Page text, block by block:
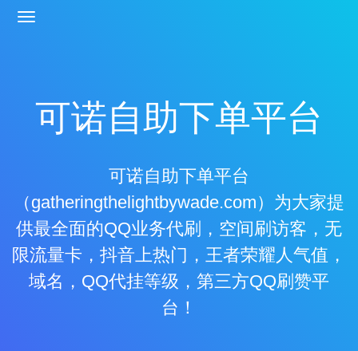
可诺自助下单平台
可诺自助下单平台
（gatheringthelightbywade.com）为大家提
供最全面的QQ业务代刷，空间刷访客，无
限流量卡，抖音上热门，王者荣耀人气值，
域名，QQ代挂等级，第三方QQ刷赞平
台！